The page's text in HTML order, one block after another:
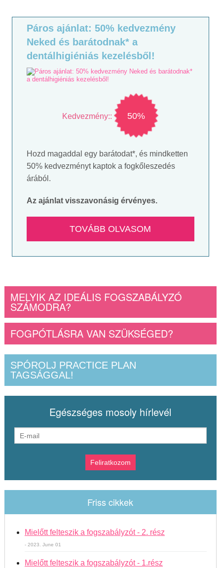
Páros ajánlat: 50% kedvezmény
Neked és barátodnak* a
dentálhigiéniás kezelésből!
Kedvezmény:: 50%
Hozd magaddal egy barátodat*, és mindketten
50% kedvezményt kaptok a fogkőleszedés
árából.
Az ajánlat visszavonásig érvényes.
TOVÁBB OLVASOM
MELYIK AZ IDEÁLIS FOGSZABÁLYZÓ
SZÁMODRA?
FOGPÓTLÁSRA VAN SZÜKSÉGED?
SPÓROLJ PRACTICE PLAN
TAGSÁGGAL!
Egészséges mosoly hírlevél
Friss cikkek
Mielőtt felteszik a fogszabályzót - 2. rész
- 2023. June 01
Mielőtt felteszik a fogszabályzót - 1.rész